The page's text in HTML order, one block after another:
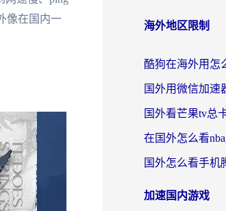
像在国内一
海外地区限制
加速国内游戏